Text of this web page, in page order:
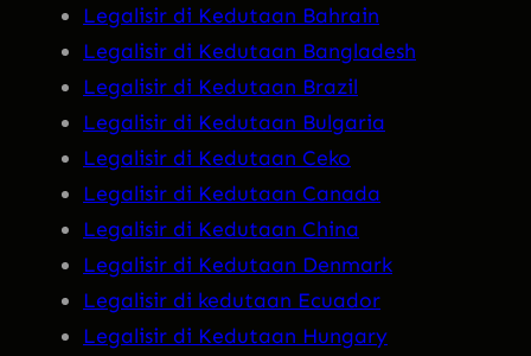
Legalisir di Kedutaan Bahrain
Legalisir di Kedutaan Bangladesh
Legalisir di Kedutaan Brazil
Legalisir di Kedutaan Bulgaria
Legalisir di Kedutaan Ceko
Legalisir di Kedutaan Canada
Legalisir di Kedutaan China
Legalisir di Kedutaan Denmark
Legalisir di kedutaan Ecuador
Legalisir di Kedutaan Hungary